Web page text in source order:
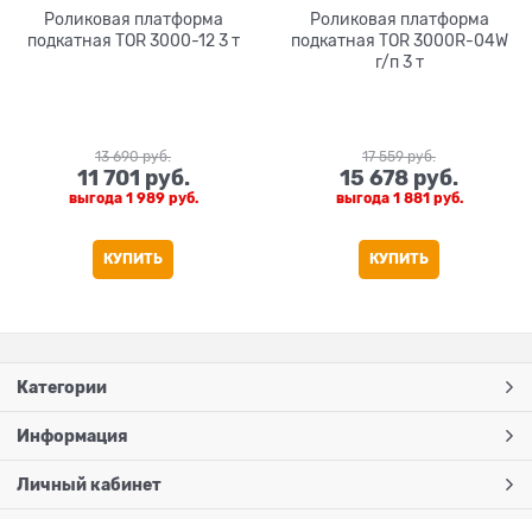
Роликовая платформа
подкатная TOR 3000-12 3 т
13 690 руб.
11 701 руб.
выгода 1 989 руб.
КУПИТЬ
Роликовая платформа
подкатная TOR 3000R-04W
г/п 3 т
17 559 руб.
15 678 руб.
выгода 1 881 руб.
КУПИТЬ
Категории
Информация
Личный кабинет